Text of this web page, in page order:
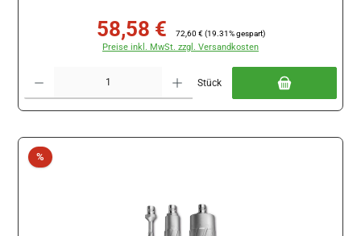
Verkaufspreis:
58,58 € 72,60 € (19.31% gespart)
Preise inkl. MwSt. zzgl. Versandkosten
Stück
%Rabatt